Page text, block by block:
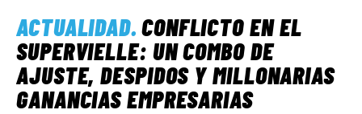
ACTUALIDAD.CONFLICTO EN EL
SUPERVIELLE: UN COMBO DE
AJUSTE, DESPIDOS Y MILLONARIAS
GANANCIAS EMPRESARIAS